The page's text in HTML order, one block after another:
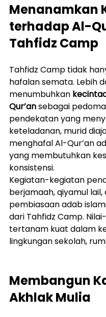
Menanamkan
terhadap Al-
Tahfidz Camp
Tahfidz Camp tidak
hafalan semata. Lebih
menumbuhkan
Qur’an sebagai
pendekatan yang
keteladanan, murid
menghafal Al-Qur’an
yang membutuhkan
konsistensi.
Kegiatan-kegiatan
berjamaah, qiyamul
pembiasaan adab
dari Tahfidz Camp.
tertanam kuat dalam
lingkungan sekolah,
Membangun
Akhlak Mulia